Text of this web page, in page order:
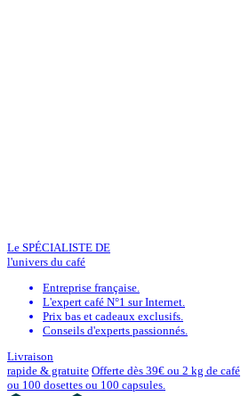
Le SPÉCIALISTE DE
l'univers du café
Entreprise française.
L'expert café N°1 sur Internet.
Prix bas et cadeaux exclusifs.
Conseils d'experts passionnés.
Livraison
rapide & gratuite Offerte dès 39€ ou 2 kg de café
ou 100 dosettes ou 100 capsules.